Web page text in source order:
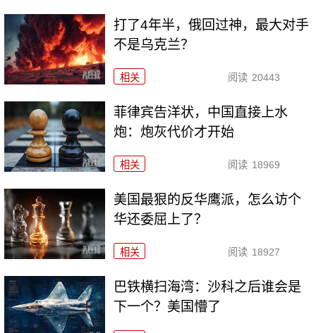
打了4年半，俄回过神，最大对手
不是乌克兰？
相关 阅读 20443
菲律宾告洋状，中国直接上水
炮：炮灰代价才开始
相关 阅读 18969
美国最狠的反华鹰派，怎么访个
华还委屈上了？
相关 阅读 18927
巴铁横扫海湾：沙科之后谁会是
下一个？美国懵了